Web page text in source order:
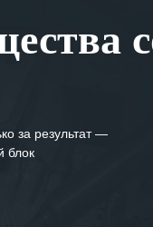
за результат —
блок